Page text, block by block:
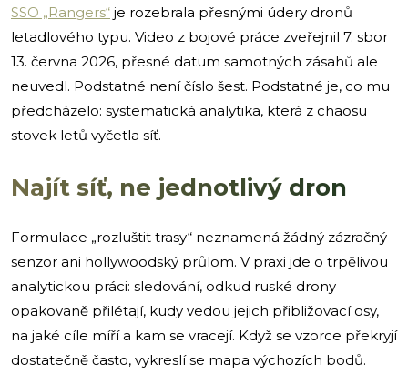
SSO „Rangers“ je rozebrala přesnými údery dronů
letadlového typu. Video z bojové práce zveřejnil 7. sbor
13. června 2026, přesné datum samotných zásahů ale
neuvedl. Podstatné není číslo šest. Podstatné je, co mu
předcházelo: systematická analytika, která z chaosu
stovek letů vyčetla síť.
Najít síť, ne jednotlivý dron
Formulace „rozluštit trasy“ neznamená žádný zázračný
senzor ani hollywoodský průlom. V praxi jde o trpělivou
analytickou práci: sledování, odkud ruské drony
opakovaně přilétají, kudy vedou jejich přibližovací osy,
na jaké cíle míří a kam se vracejí. Když se vzorce překryjí
dostatečně často, vykreslí se mapa výchozích bodů.